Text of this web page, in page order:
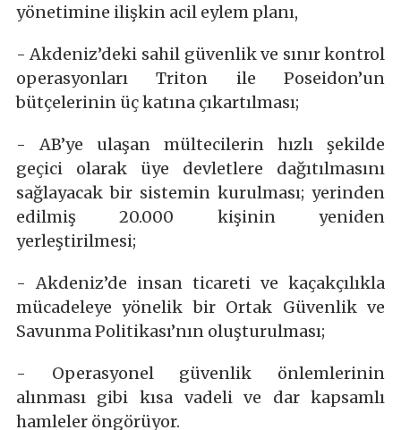
yönetimine ilişkin acil eylem planı,
- Akdeniz’deki sahil güvenlik ve sınır kontrol
operasyonları Triton ile Poseidon’un
bütçelerinin üç katına çıkartılması;
- AB’ye ulaşan mültecilerin hızlı şekilde
geçici olarak üye devletlere dağıtılmasını
sağlayacak bir sistemin kurulması; yerinden
edilmiş 20.000 kişinin yeniden
yerleştirilmesi;
- Akdeniz’de insan ticareti ve kaçakçılıkla
mücadeleye yönelik bir Ortak Güvenlik ve
Savunma Politikası’nın oluşturulması;
- Operasyonel güvenlik önlemlerinin
alınması gibi kısa vadeli ve dar kapsamlı
hamleler öngörüyor.